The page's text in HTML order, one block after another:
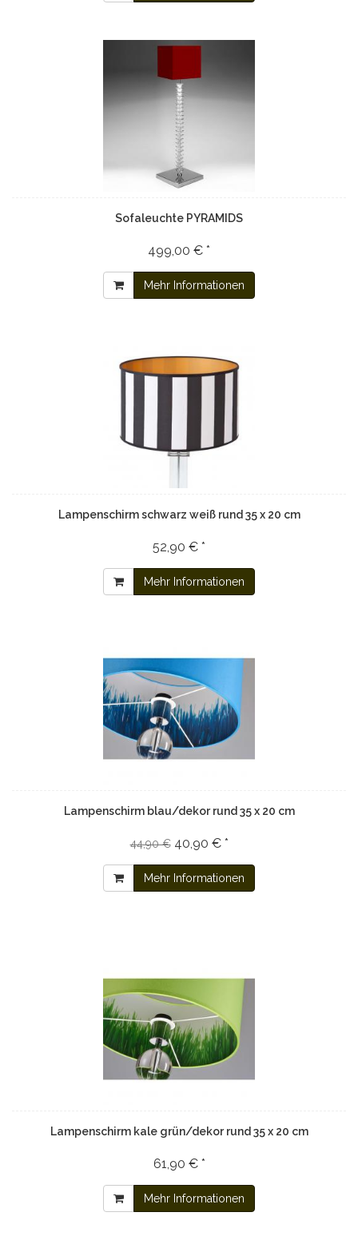
Sofaleuchte PYRAMIDS
499,00 € *
Mehr Informationen
Lampenschirm schwarz weiß rund 35 x 20 cm
52,90 € *
Mehr Informationen
Lampenschirm blau/dekor rund 35 x 20 cm
44,90 € 40,90 € *
Mehr Informationen
Lampenschirm kale grün/dekor rund 35 x 20 cm
61,90 € *
Mehr Informationen